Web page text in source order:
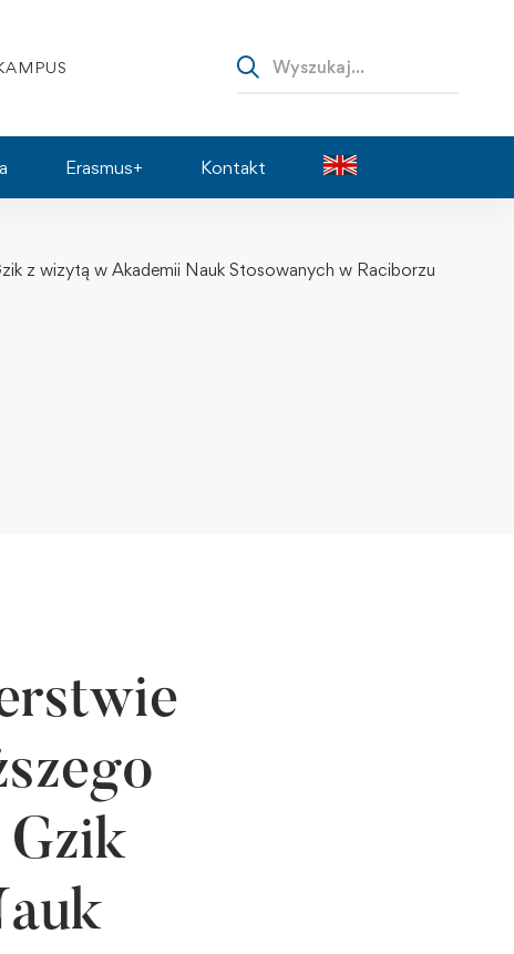
Erasmus+ Kontakt
z wizytą w Akademii Nauk Stosowanych w Raciborzu